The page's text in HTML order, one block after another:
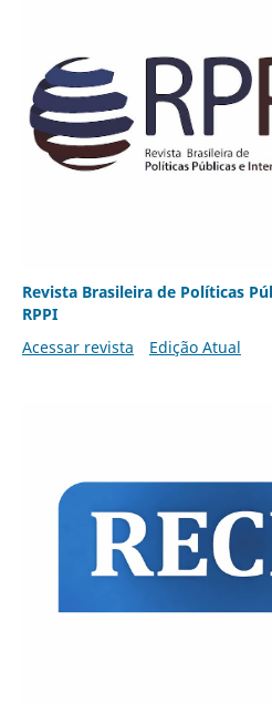
Revista Brasileira de Políticas
RPPI
Acessar revista
Edição Atual